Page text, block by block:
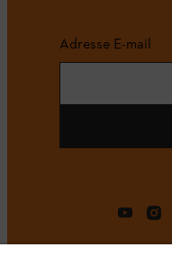
Adresse E-mail